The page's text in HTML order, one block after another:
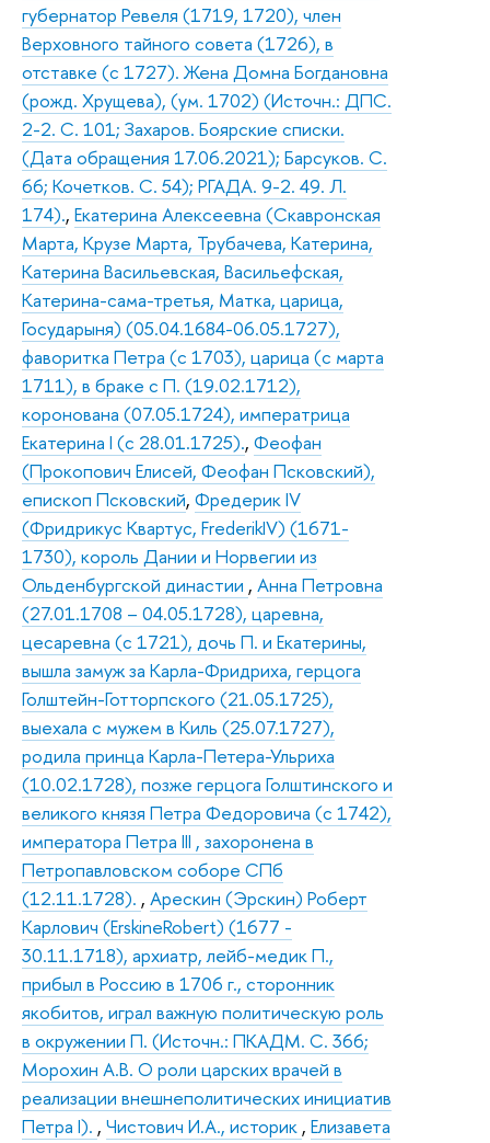
губернатор Ревеля (1719, 1720), член
Верховного тайного совета (1726), в
отставке (с 1727). Жена Домна Богдановна
(рожд. Хрущева), (ум. 1702) (Источн.: ДПС.
2-2. С. 101; Захаров. Боярские списки.
(Дата обращения 17.06.2021); Барсуков. С.
66; Кочетков. С. 54); РГАДА. 9-2. 49. Л.
174)., Екатерина Алексеевна (Скавронская
Марта, Крузе Марта, Трубачева, Катерина,
Катерина Васильевская, Васильефская,
Катерина-сама-третья, Матка, царица,
Государыня) (05.04.1684-06.05.1727),
фаворитка Петра (с 1703), царица (с марта
1711), в браке с П. (19.02.1712),
коронована (07.05.1724), императрица
Екатерина I (с 28.01.1725)., Феофан
(Прокопович Елисей, Феофан Псковский),
епископ Псковский, Фредерик IV
(Фридрикус Квартус, FrederikIV) (1671-
1730), король Дании и Норвегии из
Ольденбургской династии , Анна Петровна
(27.01.1708 – 04.05.1728), царевна,
цесаревна (с 1721), дочь П. и Екатерины,
вышла замуж за Карла-Фридриха, герцога
Голштейн-Готторпского (21.05.1725),
выехала с мужем в Киль (25.07.1727),
родила принца Карла-Петера-Ульриха
(10.02.1728), позже герцога Голштинского и
великого князя Петра Федоровича (с 1742),
императора Петра III , захоронена в
Петропавловском соборе СПб
(12.11.1728). , Арескин (Эрскин) Роберт
Карлович (ErskineRobert) (1677 -
30.11.1718), архиатр, лейб-медик П.,
прибыл в Россию в 1706 г., сторонник
якобитов, играл важную политическую роль
в окружении П. (Источн.: ПКАДМ. С. 366;
Морохин А.В. О роли царских врачей в
реализации внешнеполитических инициатив
Петра I). , Чистович И.А., историк , Елизавета